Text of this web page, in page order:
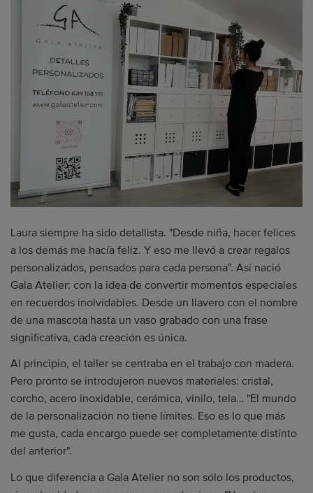
Laura siempre ha sido detallista. "Desde niña, hacer felices
a los demás me hacía feliz. Y eso me llevó a crear regalos
personalizados, pensados para cada persona". Así nació
Gala Atelier: con la idea de convertir momentos especiales
en recuerdos inolvidables. Desde un llavero con el nombre
de una mascota hasta un vaso grabado con una frase
significativa, cada creación es única.
Al principio, el taller se centraba en el trabajo con madera.
Pero pronto se introdujeron nuevos materiales: cristal,
corcho, acero inoxidable, cerámica, vinilo, tela… "El mundo
de la personalización no tiene límites. Eso es lo que más
me gusta, cada encargo puede ser completamente distinto
del anterior".
Lo que diferencia a Gala Atelier no son sólo los productos,